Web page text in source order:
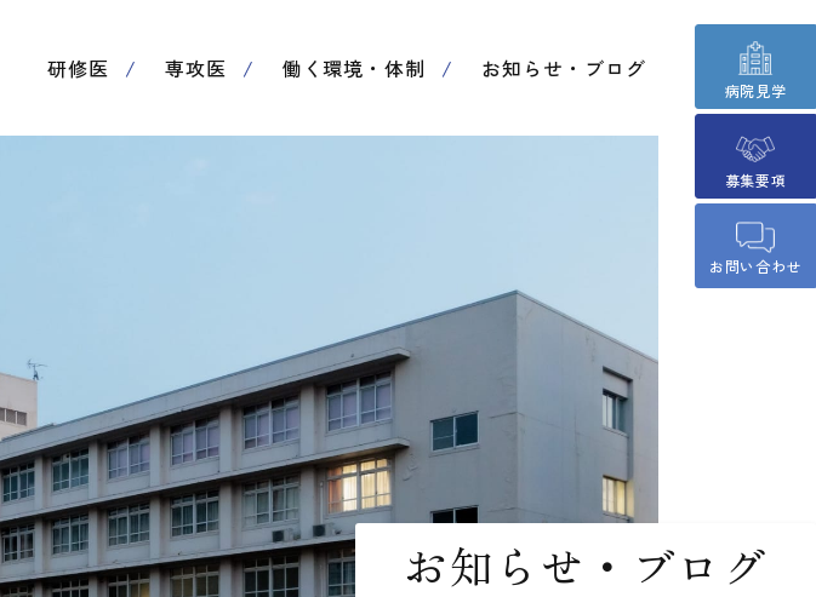
研修医 専攻医 働く環境・体制 お知らせ・ブログ
病院見学
募集要項
お問い合わせ
お知らせ・ブログ